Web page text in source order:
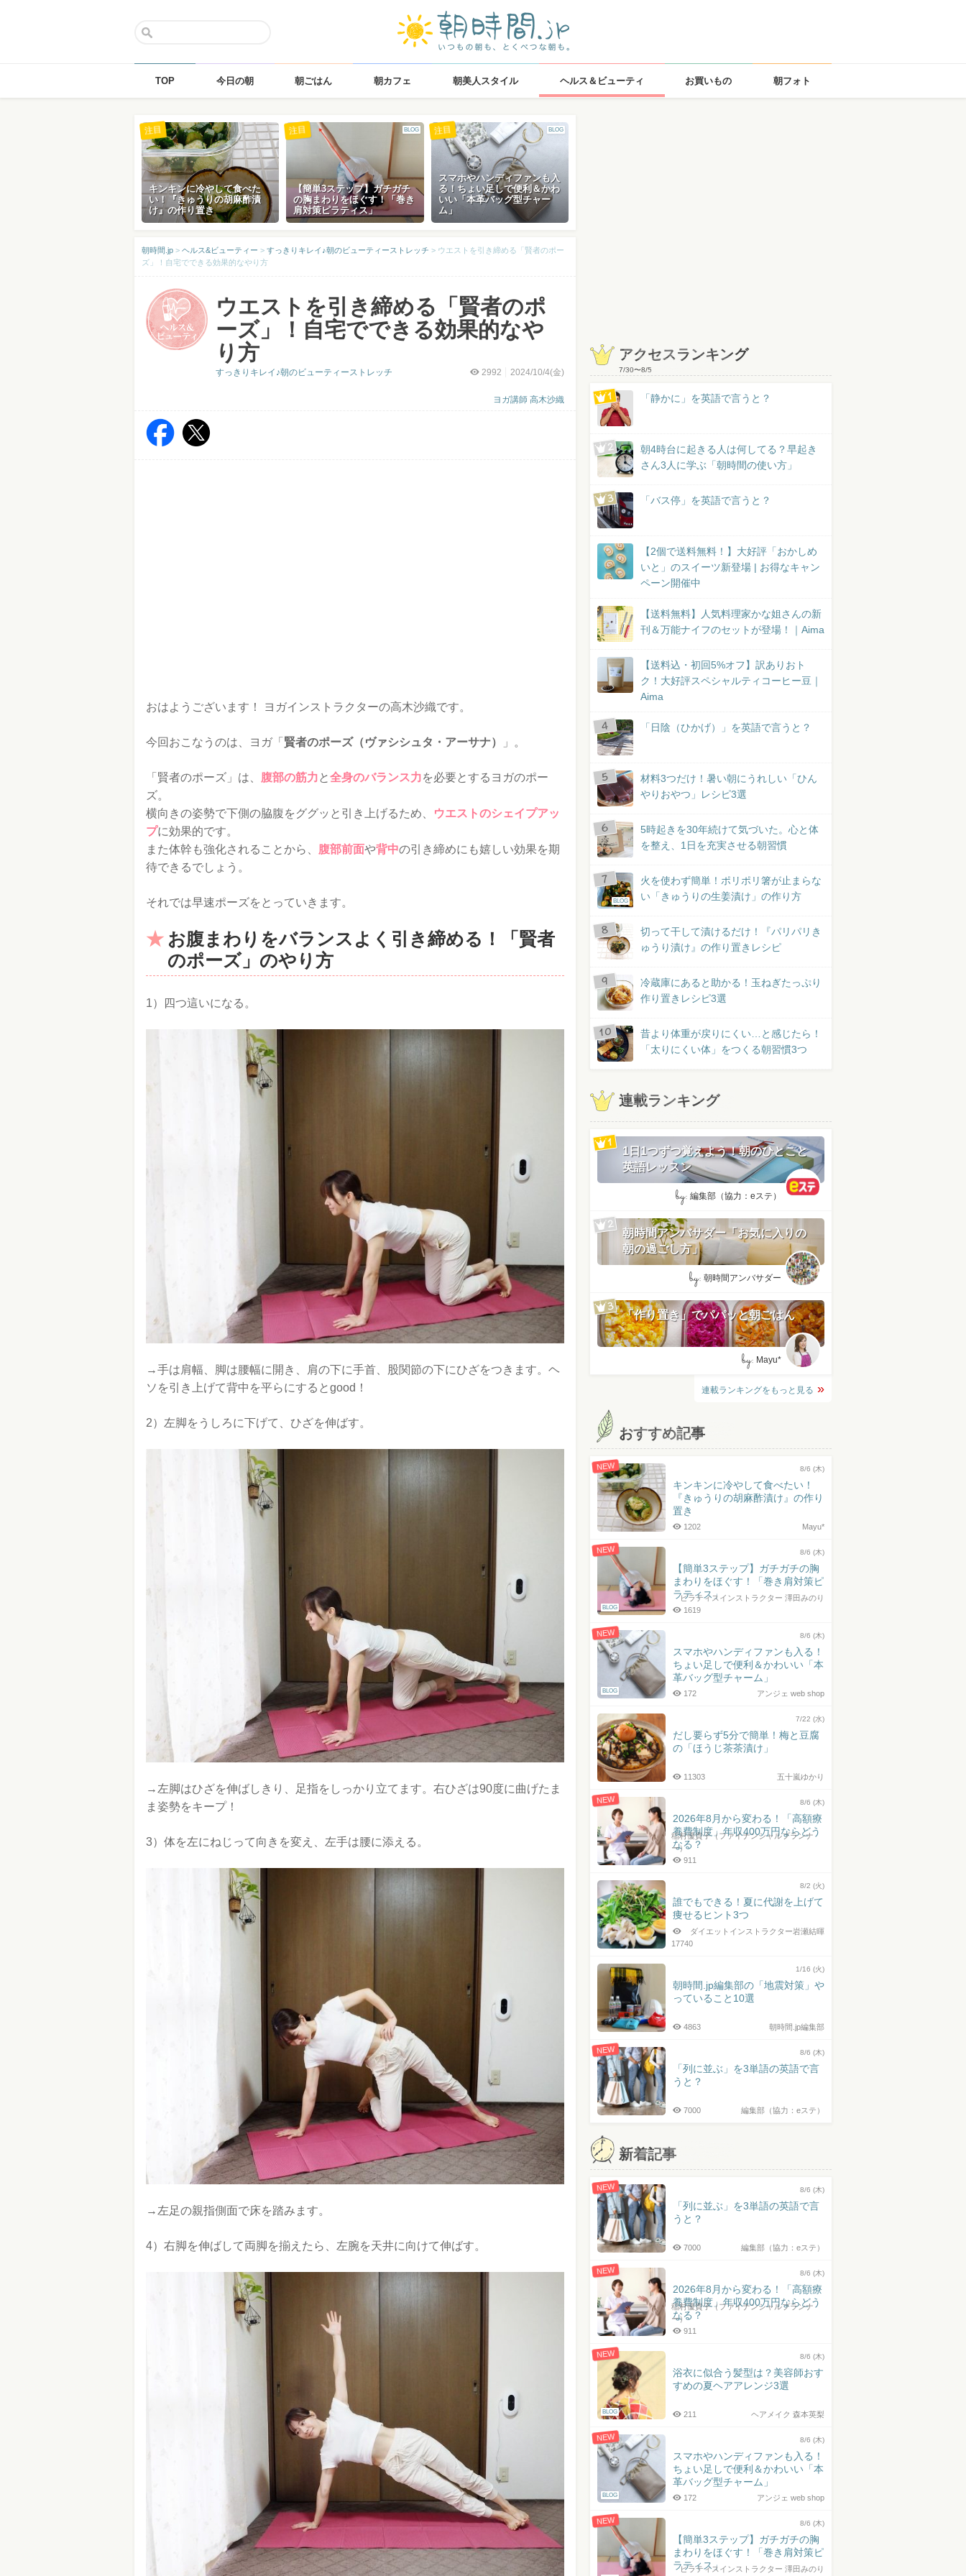
TOP 今日の朝 朝ごはん 朝カフェ 朝美人スタイル ヘルス＆ビューティ お買いもの 朝フォト
キンキンに冷やして食べた
い！『きゅうりの胡麻酢漬
け』の作り置き
注目 BLOG
【簡単3ステップ】ガチガチ
の胸まわりをほぐす！「巻き
肩対策ピラティス」
注目 BLOG
スマホやハンディファンも入
る！ちょい足しで便利＆かわ
いい「本革バッグ型チャー
ム」
注目
朝時間.jp > ヘルス&ビューティー > すっきりキレイ♪朝のビューティーストレッチ > ウエストを引き締める「賢者のポー
ズ」！自宅でできる効果的なやり方
ウエストを引き締める「賢者のポ
ーズ」！自宅でできる効果的なや
り方
2992 2024/10/4(金)
ヨガ講師 高木沙織
すっきりキレイ♪朝のビューティーストレッチ
おはようございます！ ヨガインストラクターの高木沙織です。
今回おこなうのは、ヨガ「 賢者のポーズ（ヴァシシュタ・アーサナ） 」。
「賢者のポーズ」は、 腹部の筋力 と全身のバランス力を必要とするヨガのポー
ズ。
横向きの姿勢で下側の脇腹をググッと引き上げるため、
ウエストのシェイプアッ
プに効果的です。
また体幹も強化されることから、 腹部前面や背中の引き締めにも嬉しい効果を期
待できるでしょう。
それでは早速ポーズをとっていきます。
お腹まわりをバランスよく引き締める！「賢者
のポーズ」のやり方
1）四つ這いになる。
→手は肩幅、脚は腰幅に開き、肩の下に手首、股関節の下にひざをつきます。ヘ
ソを引き上げて背中を平らにするとgood！
2）左脚をうしろに下げて、ひざを伸ばす。
→左脚はひざを伸ばしきり、足指をしっかり立てます。右ひざは90度に曲げたま
ま姿勢をキープ！
3）体を左にねじって向きを変え、左手は腰に添える。
→左足の親指側面で床を踏みます。
4）右脚を伸ばして両脚を揃えたら、左腕を天井に向けて伸ばす。
アクセスランキング
7/30〜8/5
「静かに」を英語で言うと？
朝4時台に起きる人は何してる？早起き
さん3人に学ぶ「朝時間の使い方」
「バス停」を英語で言うと？
【2個で送料無料！】大好評「おかしめ
いと」のスイーツ新登場 | お得なキャン
ペーン開催中
【送料無料】人気料理家かな姐さんの新
刊＆万能ナイフのセットが登場！｜Aima
【送料込・初回5%オフ】訳ありおト
ク！大好評スペシャルティコーヒー豆｜
Aima
「日陰（ひかげ）」を英語で言うと？
材料3つだけ！暑い朝にうれしい「ひん
やりおやつ」レシピ3選
5時起きを30年続けて気づいた。心と体
を整え、1日を充実させる朝習慣
BLOG
火を使わず簡単！ポリポリ箸が止まらな
い「きゅうりの生姜漬け」の作り方
切って干して漬けるだけ！『パリパリき
ゅうり漬け』の作り置きレシピ
冷蔵庫にあると助かる！玉ねぎたっぷり
作り置きレシピ3選
昔より体重が戻りにくい…と感じたら！
「太りにくい体」をつくる朝習慣3つ
連載ランキング
1日1つずつ覚えよう！朝のひとこと
英語レッスン
by: 編集部（協力：eステ）
朝時間アンバサダー「お気に入りの
朝の過ごし方」
by: 朝時間アンバサダー
「作り置き」でパパッと朝ごはん
by: Mayu*
連載ランキングをもっと見る
おすすめ記事
NEW 8/6 (木)
キンキンに冷やして食べたい！
『きゅうりの胡麻酢漬け』の作り
置き
Mayu*
1202
NEW
BLOG
8/6 (木)
【簡単3ステップ】ガチガチの胸
まわりをほぐす！「巻き肩対策ピ
ラティス」
ピラティスインストラクター 澤田みのり
1619
NEW
BLOG
8/6 (木)
スマホやハンディファンも入る！
ちょい足しで便利＆かわいい「本
革バッグ型チャーム」
アンジェ web shop
172
7/22 (水)
だし要らず5分で簡単！梅と豆腐
の「ほうじ茶茶漬け」
五十嵐ゆかり
11303
NEW 8/6 (木)
2026年8月から変わる！「高額療
養費制度」年収400万円ならどう
なる？
稲村優貴子（ファイナンシャルプランナ
ー）
911
8/2 (火)
誰でもできる！夏に代謝を上げて
痩せるヒント3つ
ダイエットインストラクター岩瀬結暉
17740
1/16 (火)
朝時間.jp編集部の「地震対策」や
っていること10選
朝時間.jp編集部
4863
NEW 8/6 (木)
「列に並ぶ」を3単語の英語で言
うと？
編集部（協力：eステ）
7000
新着記事
NEW 8/6 (木)
「列に並ぶ」を3単語の英語で言
うと？
編集部（協力：eステ）
7000
NEW 8/6 (木)
2026年8月から変わる！「高額療
養費制度」年収400万円ならどう
なる？
稲村優貴子（ファイナンシャルプランナ
ー）
911
NEW
BLOG
8/6 (木)
浴衣に似合う髪型は？美容師おす
すめの夏ヘアアレンジ3選
ヘアメイク 森本英梨
211
NEW
BLOG
8/6 (木)
スマホやハンディファンも入る！
ちょい足しで便利＆かわいい「本
革バッグ型チャーム」
アンジェ web shop
172
NEW 8/6 (木)
【簡単3ステップ】ガチガチの胸
まわりをほぐす！「巻き肩対策ピ
ラティス」
ピラティスインストラクター 澤田みのり